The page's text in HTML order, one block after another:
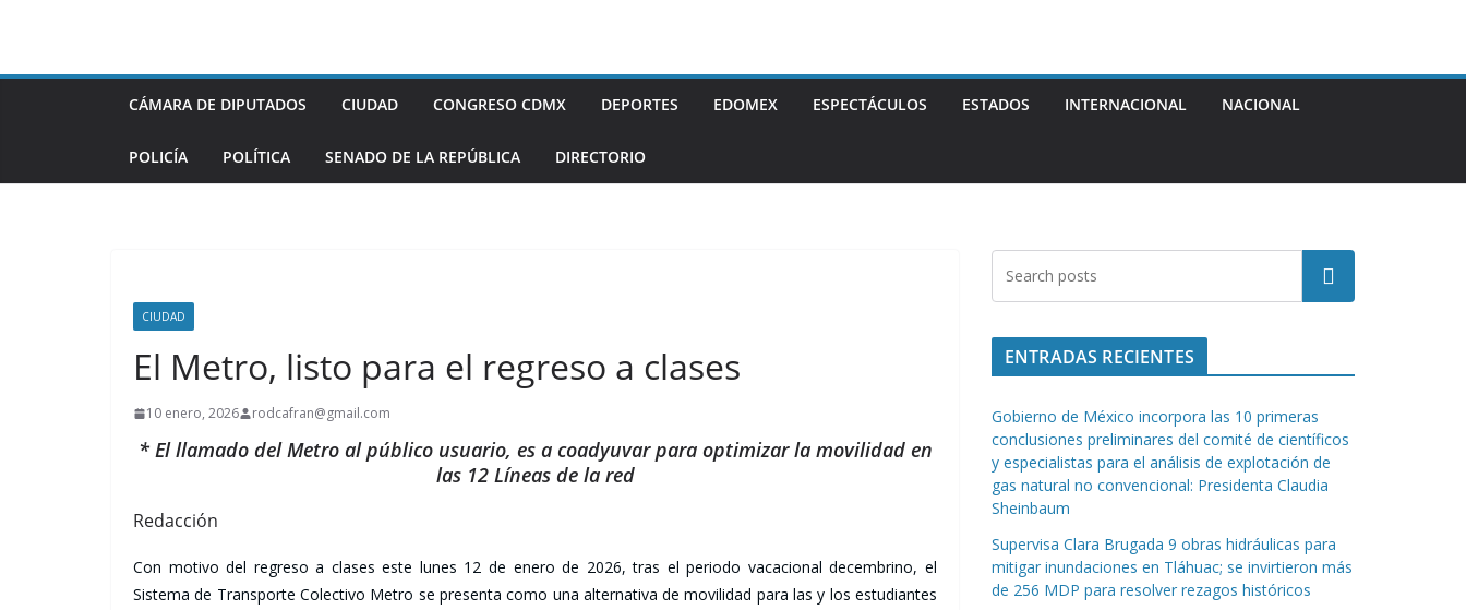
contenido
CÁMARA DE DIPUTADOS CIUDAD CONGRESO CDMX DEPORTES EDOMEX ESPECTÁCULOS ESTADOS INTERNACIONAL NACIONAL
POLICÍA POLÍTICA SENADO DE LA REPÚBLICA DIRECTORIO
CIUDAD
El Metro, listo para el regreso a clases
10 enero, 2026 rodcafran@gmail.com
* El llamado del Metro al público usuario, es a coadyuvar para optimizar la movilidad en
las 12 Líneas de la red
Redacción
Con motivo del regreso a clases este lunes 12 de enero de 2026, tras el periodo vacacional decembrino, el
Sistema de Transporte Colectivo Metro se presenta como una alternativa de movilidad para las y los estudiantes
Buscar
ENTRADAS RECIENTES
Gobierno de México incorpora las 10 primeras
conclusiones preliminares del comité de científicos
y especialistas para el análisis de explotación de
gas natural no convencional: Presidenta Claudia
Sheinbaum
Supervisa Clara Brugada 9 obras hidráulicas para
mitigar inundaciones en Tláhuac; se invirtieron más
de 256 MDP para resolver rezagos históricos